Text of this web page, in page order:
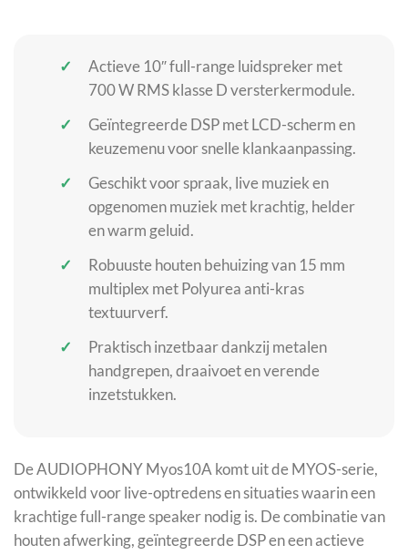
Actieve 10″ full-range luidspreker met
700 W RMS klasse D versterkermodule.
Geïntegreerde DSP met LCD-scherm en
keuzemenu voor snelle klankaanpassing.
Geschikt voor spraak, live muziek en
opgenomen muziek met krachtig, helder
en warm geluid.
Robuuste houten behuizing van 15 mm
multiplex met Polyurea anti-kras
textuurverf.
Praktisch inzetbaar dankzij metalen
handgrepen, draaivoet en verende
inzetstukken.
De AUDIOPHONY Myos10A komt uit de MYOS-serie,
ontwikkeld voor live-optredens en situaties waarin een
krachtige full-range speaker nodig is. De combinatie van
houten afwerking, geïntegreerde DSP en een actieve